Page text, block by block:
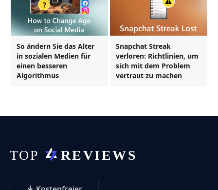
So ändern Sie das Alter
in sozialen Medien für
einen besseren
Algorithmus
Snapchat Streak
verloren: Richtlinien, um
sich mit dem Problem
vertraut zu machen